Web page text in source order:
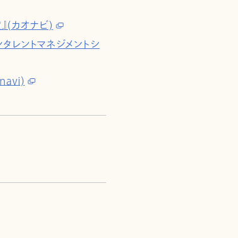
(カオナビ)
ントマネジメントシ